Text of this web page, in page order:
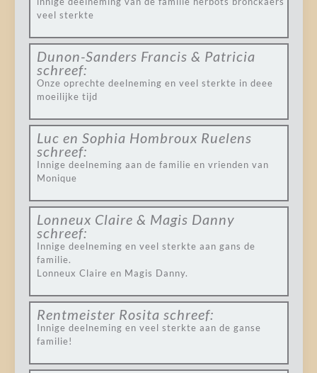
veel sterkte
Dunon-Sanders Francis & Patricia
schreef:
Onze oprechte deelneming en veel sterkte in deee
moeilijke tijd
Luc en Sophia Hombroux Ruelens
schreef:
Innige deelneming aan de familie en vrienden van
Monique
Lonneux Claire & Magis Danny
schreef:
Innige deelneming en veel sterkte aan gans de
familie.
Lonneux Claire en Magis Danny.
Rentmeister Rosita schreef:
Innige deelneming en veel sterkte aan de ganse
familie!